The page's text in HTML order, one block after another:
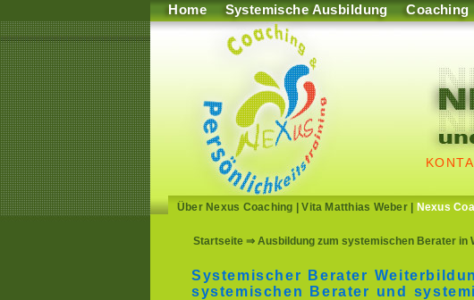
Home Systemische Ausbildung Coaching
Über Nexus Coaching |Vita Matthias Weber| Nexus
Startseite ⇒ Ausbildung zum systemischen Berater in
Systemischer Berater
systemischen Berater und